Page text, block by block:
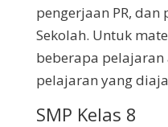
pengerjaan PR,
Sekolah. Untuk
beberapa
pelajaran yang
SMP Kelas 8